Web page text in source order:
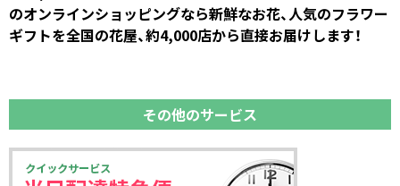
のオンラインショッピングなら新鮮なお花、人気のフラワー
ギフトを全国の花屋、約4,000店から直接お届けします！
その他のサービス